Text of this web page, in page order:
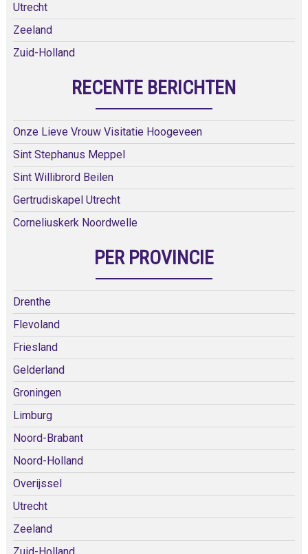
Utrecht
Zeeland
Zuid-Holland
RECENTE BERICHTEN
Onze Lieve Vrouw Visitatie Hoogeveen
Sint Stephanus Meppel
Sint Willibrord Beilen
Gertrudiskapel Utrecht
Corneliuskerk Noordwelle
PER PROVINCIE
Drenthe
Flevoland
Friesland
Gelderland
Groningen
Limburg
Noord-Brabant
Noord-Holland
Overijssel
Utrecht
Zeeland